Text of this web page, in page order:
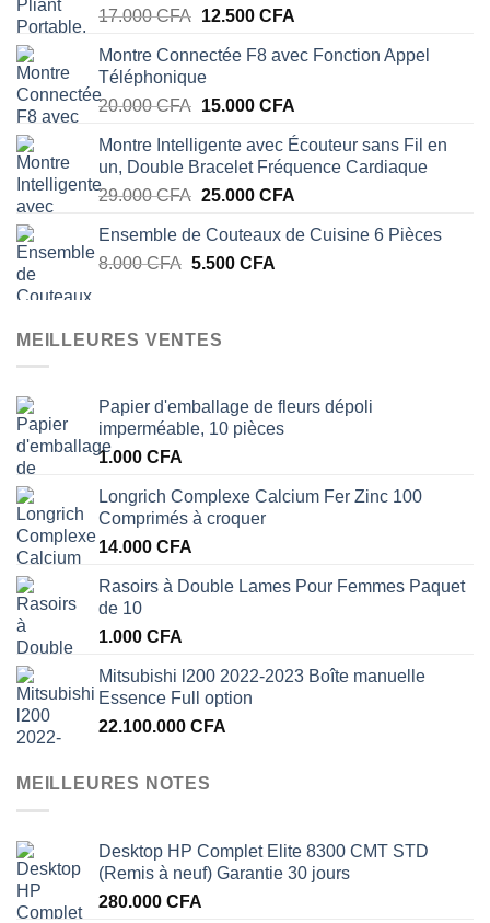
17.000CFA Le
initial
était :
17.000 CFA.
12.500 CFALe
actuel
12.500 CFA.
Montre Connectée F8 avec Fonction Appel
Téléphonique
20.000CFA Le
initial
était :
20.000 CFA.
15.000 CFALe
actuel
est :
15.000 CFA.
Montre Intelligente avec Écouteur sans Fil en
un, Double Bracelet Fréquence Cardiaque
29.000CFA Le
initial
était :
25.000 CFALe
actuel
Ensemble de Couteaux de Cuisine 6 Pièces
8.000CFA Le
était :
5.500 CFALe
MEILLEURES VENTES
Papier d'emballage de fleurs dépoli
imperméable, 10 pièces
1.000 CFA
Longrich Complexe Calcium Fer Zinc 100
Comprimés à croquer
14.000 CFA
Rasoirs à Double Lames Pour Femmes Paquet
de 10
1.000 CFA
Mitsubishi l200 2022-2023 Boîte manuelle
Essence Full option
22.100.000 CFA
MEILLEURES NOTES
Desktop HP Complet Elite 8300 CMT STD
(Remis à neuf) Garantie 30 jours
280.000 CFA